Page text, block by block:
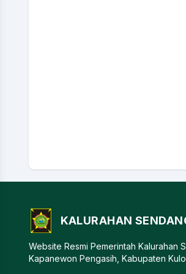
KALURAHAN
Website Resmi Pemerintah Kalurahan
Kapanewon Pengasih, Kabupaten